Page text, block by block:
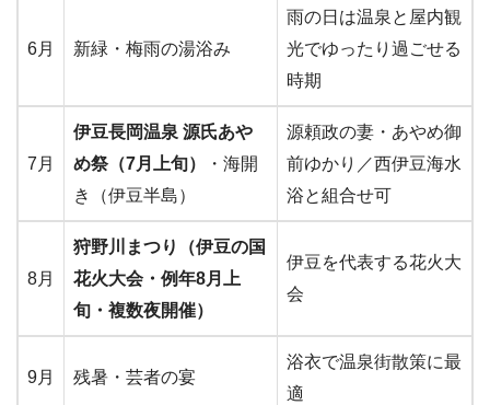
6月 新緑・梅雨の湯浴み
雨の日は温泉と屋内観
光でゆったり過ごせる
時期
7月
伊豆長岡温泉 源氏あや
め祭（7月上旬）
・海開
き（伊豆半島）
源頼政の妻・あやめ御
前ゆかり／西伊豆海水
浴と組合せ可
8月
狩野川まつり（伊豆の国
花火大会・例年8月上
旬・複数夜開催）
伊豆を代表する花火大
会
9月 残暑・芸者の宴
浴衣で温泉街散策に最
適